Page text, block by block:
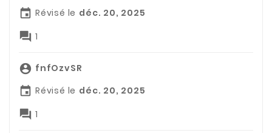
 Révisé le déc. 20, 2025
 1
 fnfOzvSR
 Révisé le déc. 20, 2025
 1